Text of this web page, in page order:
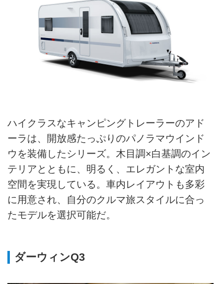
ハイクラスなキャンピングトレーラーのアド
ーラは、開放感たっぷりのパノラマウインド
ウを装備したシリーズ。木目調×白基調のイン
テリアとともに、明るく、エレガントな室内
空間を実現している。車内レイアウトも多彩
に用意され、自分のクルマ旅スタイルに合っ
たモデルを選択可能だ。
ダーウィンQ3